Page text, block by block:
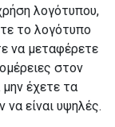
λογότυπου,
το λογότυπο
να μεταφέρετε
στον
έχετε τα
είναι υψηλές.